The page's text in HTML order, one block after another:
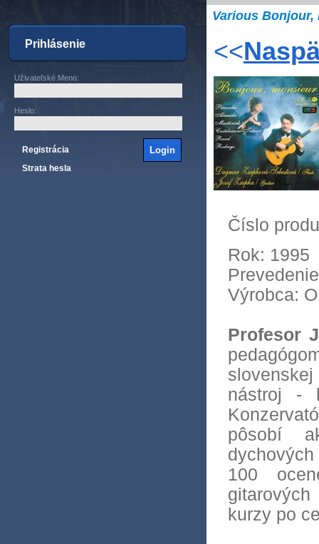
Various Bonjour,
Prihlásenie
Uživateľské Meno:
Heslo:
Registrácia
Strata hesla
<<
Číslo
Rok: 1995
Výrobca:
Profesor
nástroj -
pôsobí
100
kurzy po